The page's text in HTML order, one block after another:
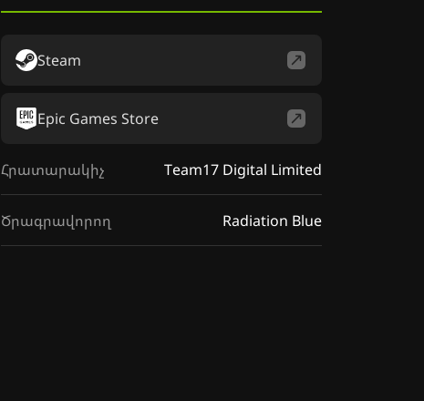
Steam
Epic Games Store
Հրատարակիչ Team17 Digital Limited
Ծրագրավորող Radiation Blue